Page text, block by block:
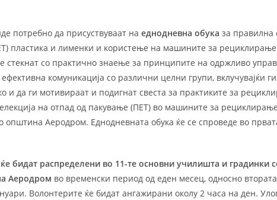
потребно да присуствуваат на еднодневна обука за правилна
пластика и лименки и користење на машините за
стекнат со практично знаење за принципите на одржливо
комуникација со различни целни групи, вклучувајќи
и да ги мотивираат и подигнат свеста за практиките за
на отпад од пакување (ПЕТ) во машините за
општина Аеродрoм. Еднодневната обука ќе се спроведе во
бидат распределени во 11-те основни училишта и градинки
Аеродром во временски период од еден месец, односно
Волонтерите ќе бидат ангажирани околу 2 часа на ден.